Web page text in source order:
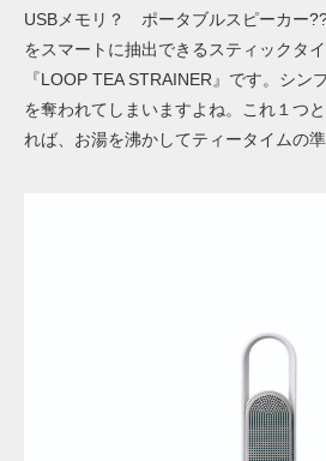
USBメモリ？ ポータブルスピーカー
をスマートに抽出できるスティックタ
『LOOP TEA STRAINER』です。シン
を奪われてしまいますよね。これ１つ
れば、お湯を沸かしてティータイムの準